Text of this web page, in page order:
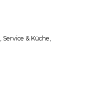
Service & Küche